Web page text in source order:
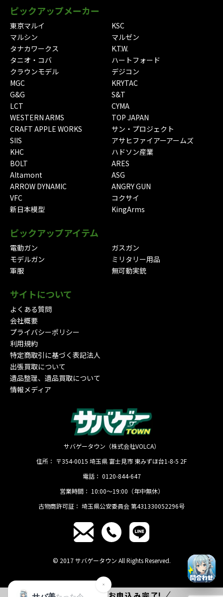
ピックアップメーカー
東京マルイ
KSC
マルシン
マルゼン
タナカワークス
K.T.W.
タニオ・コバ
ハートフォード
クラウンモデル
デジコン
MGC
KRYTAC
G&G
S&T
LCT
CYMA
WESTERN ARMS
TOP JAPAN
CRAFT APPLE WORKS
サン・プロジェクト
SIIS
アサヒファイアーアームズ
KHC
ハドソン産業
BOLT
ARES
Altamont
ASG
ARROW DYNAMIC
ANGRY GUN
VFC
コクサイ
新日本模型
KingArms
ピックアップアイテム
電動ガン
ガスガン
モデルガン
ミリタリー用品
軍服
無可動実銃
サイトについて
よくある質問
会社概要
プライバシーポリシー
利用規約
特定商取引に基づく表記法人
出張買取について
遺品整理、遺品買取について
情報メディア
サバゲータウン（株式会社VOLCA）
住所： 〒354-0015 埼玉県 富士見市 東みずほ台1-8-5 2F
電話： 0120-844-647
営業時間： 10:00〜19:00（年中無休）
古物商許可証： 埼玉県公安委員会 第431330052296号
© 2017 サバゲータウン All Rights Reserved.